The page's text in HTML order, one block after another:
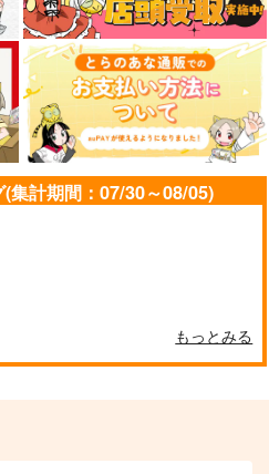
集計期間：07/30～08/05)
もっとみる